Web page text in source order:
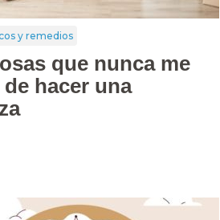
y remedios
que nunca me
hacer una